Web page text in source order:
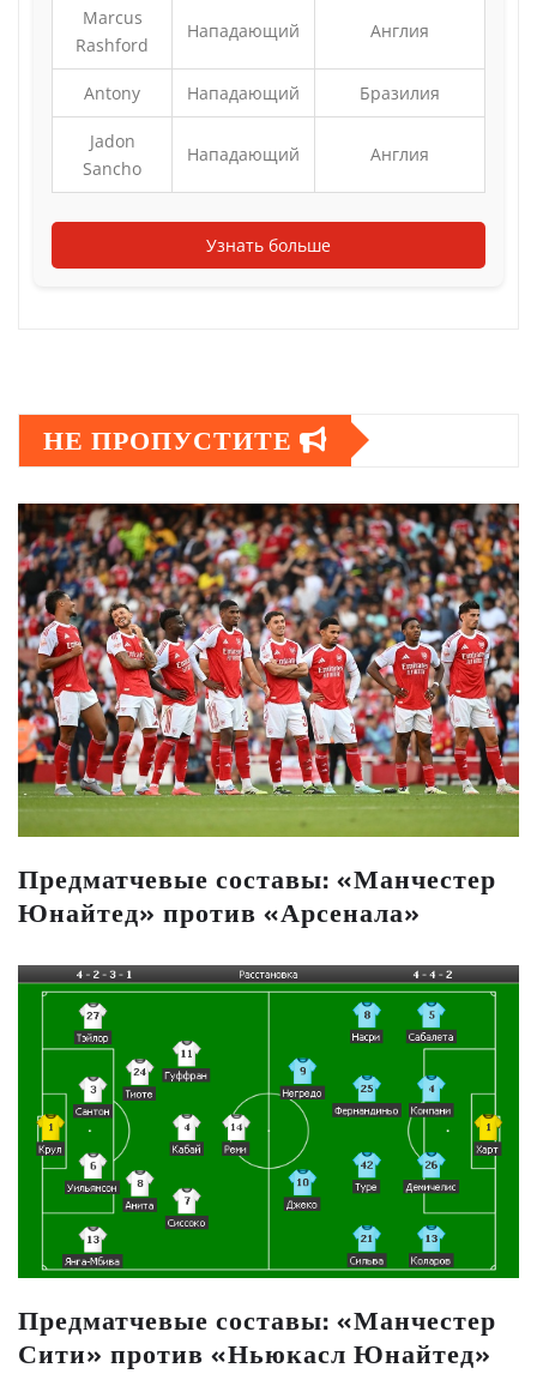
Marcus
Rashford
Нападающий Англия
Antony Нападающий Бразилия
Jadon
Sancho
Нападающий Англия
Узнать больше
НЕ ПРОПУСТИТЕ
Предматчевые составы: «Манчестер
Юнайтед» против «Арсенала»
Предматчевые составы: «Манчестер
Сити» против «Ньюкасл Юнайтед»